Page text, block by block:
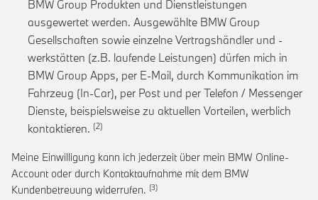
BMW Group Produkten und Dienstleistungen
ausgewertet werden. Ausgewählte BMW Group
Gesellschaften sowie einzelne Vertragshändler und -
werkstätten (z.B. laufende Leistungen) dürfen mich in
BMW Group Apps, per E-Mail, durch Kommunikation im
Fahrzeug (In-Car), per Post und per Telefon / Messenger
Dienste, beispielsweise zu aktuellen Vorteilen, werblich
kontaktieren. Link zur Fußnote: Einwilligung zur
Meine Einwilligung kann ich jederzeit über mein BMW Online-
Account oder durch Kontaktaufnahme mit dem BMW
Kundenbetreuung widerrufen. Link zur Fußnote: Widerruf der